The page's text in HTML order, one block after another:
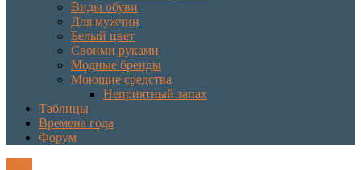
Виды обуви
Для мужчин
Белый цвет
Своими руками
Модные бренды
Моющие средства
Неприятный запах
Таблицы
Времена года
Форум